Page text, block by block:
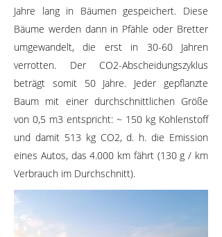
Jahre lang in Bäumen gespeichert. Diese
Bäume werden dann in Pfähle oder Bretter
umgewandelt, die erst in 30-60 Jahren
verrotten. Der CO2-Abscheidungszyklus
beträgt somit 50 Jahre. Jeder gepflanzte
Baum mit einer durchschnittlichen Größe
von 0,5 m3 entspricht: ~ 150 kg Kohlenstoff
und damit 513 kg CO2, d. h. die Emission
eines Autos, das 4.000 km fährt (130 g / km
Verbrauch im Durchschnitt).